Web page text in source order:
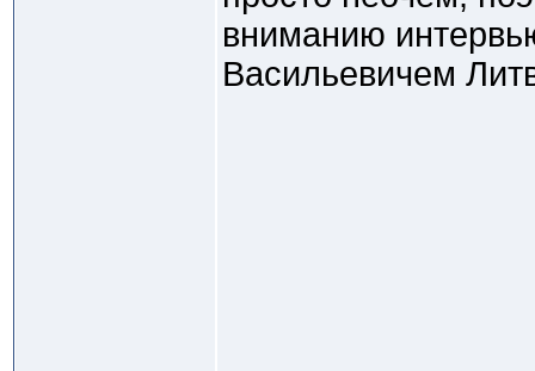
вниманию
Васильевичем